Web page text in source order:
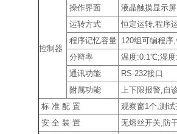
控制器
操作界面
液晶触摸显示
运转方式
恒定运转,程序
程序记忆容量 120组可编程序
分辩率
温度:0.1℃;湿度
通讯功能
RS-232接口
附属功能
上下限报警,自
标 准 配 置
观察窗1个,测
安 全 装 置
无熔丝开关,防